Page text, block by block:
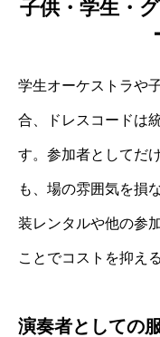
子供・学生・
学生オーケストラや
合、ドレスコードは
す。参加者としてだ
も、場の雰囲気を損
装レンタルや他の参
ことでコストを抑え
演奏者としての